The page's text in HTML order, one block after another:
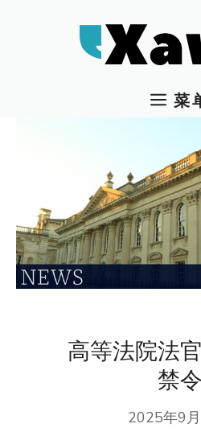
菜
高等法院法
禁令
2025年9